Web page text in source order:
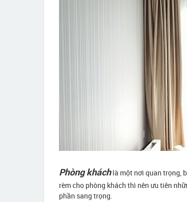
Phòng kháchlà một nơi quan trọng,
rèm cho phòng khách thì nên ưu tiên
phần sang trọng.